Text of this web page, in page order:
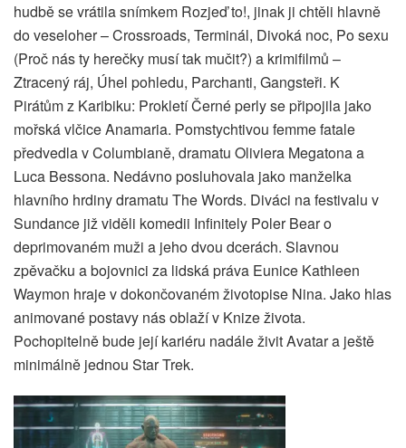
hudbě se vrátila snímkem Rozjeď to!, jinak ji chtěli hlavně
do veseloher – Crossroads, Terminál, Divoká noc, Po sexu
(Proč nás ty herečky musí tak mučit?) a krimifilmů –
Ztracený ráj, Úhel pohledu, Parchanti, Gangsteři. K
Pirátům z Karibiku: Prokletí Černé perly se připojila jako
mořská vlčice Anamaria. Pomstychtivou femme fatale
předvedla v Columbianě, dramatu Oliviera Megatona a
Luca Bessona. Nedávno posluhovala jako manželka
hlavního hrdiny dramatu The Words. Diváci na festivalu v
Sundance již viděli komedii Infinitely Poler Bear o
deprimovaném muži a jeho dvou dcerách. Slavnou
zpěvačku a bojovnici za lidská práva Eunice Kathleen
Waymon hraje v dokončovaném životopise Nina. Jako hlas
animované postavy nás oblaží v Knize života.
Pochopitelně bude její kariéru nadále živit Avatar a ještě
minimálně jednou Star Trek.